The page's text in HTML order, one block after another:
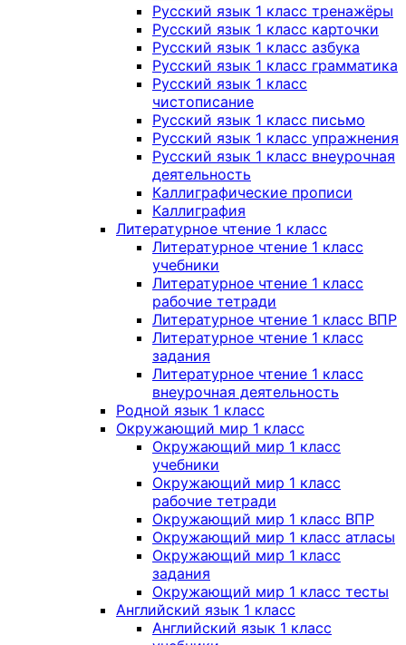
Русский язык 1 класс тренажёры
Русский язык 1 класс карточки
Русский язык 1 класс азбука
Русский язык 1 класс грамматика
Русский язык 1 класс
чистописание
Русский язык 1 класс письмо
Русский язык 1 класс упражнения
Русский язык 1 класс внеурочная
деятельность
Каллиграфические прописи
Каллиграфия
Литературное чтение 1 класс
Литературное чтение 1 класс
учебники
Литературное чтение 1 класс
рабочие тетради
Литературное чтение 1 класс ВПР
Литературное чтение 1 класс
задания
Литературное чтение 1 класс
внеурочная деятельность
Родной язык 1 класс
Окружающий мир 1 класс
Окружающий мир 1 класс
учебники
Окружающий мир 1 класс
рабочие тетради
Окружающий мир 1 класс ВПР
Окружающий мир 1 класс атласы
Окружающий мир 1 класс
задания
Окружающий мир 1 класс тесты
Английский язык 1 класс
Английский язык 1 класс